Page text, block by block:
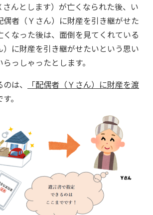
んとします）が亡くなられた後、い
偶者（Ｙさん）に財産を引き継がせた
くなった後は、面倒を見てくれている
）に財産を引き継がせたいという思い
っしゃったとします。
は、
「配偶者（Ｙさん）に財産を渡
。